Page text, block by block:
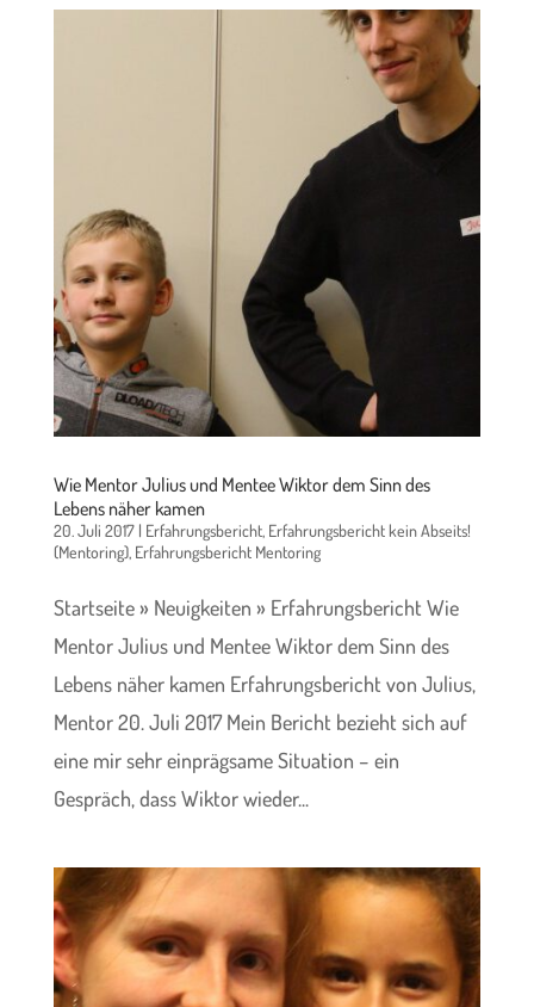
Wie Mentor Julius und Mentee Wiktor dem Sinn des
Lebens näher kamen
20. Juli 2017| Erfahrungsbericht, Erfahrungsbericht kein Abseits!
(Mentoring), Erfahrungsbericht Mentoring
Startseite » Neuigkeiten » Erfahrungsbericht Wie
Mentor Julius und Mentee Wiktor dem Sinn des
Lebens näher kamen Erfahrungsbericht von Julius,
Mentor 20. Juli 2017 Mein Bericht bezieht sich auf
eine mir sehr einprägsame Situation – ein
Gespräch, dass Wiktor wieder...